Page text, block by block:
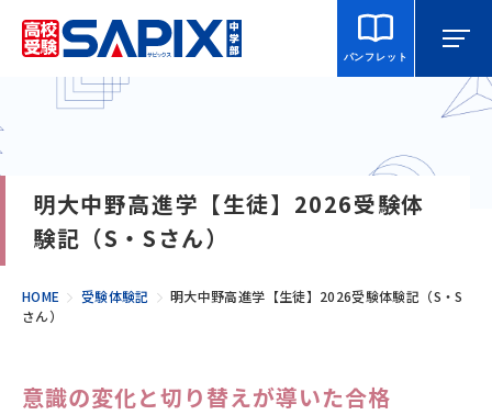
パンフレット
SAPIX中学部とは
入室をご検討の方へ
明大中野高進学【生徒】2026受験体
験記（S・Sさん）
HOME 受験体験記
明大中野高進学【生徒】2026受験体験記（S・S
さん）
意識の変化と切り替えが導いた合格